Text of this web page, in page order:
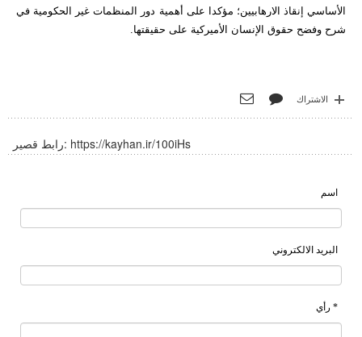
الأساسي إنقاذ الارهابيين؛ مؤكدا على أهمية دور المنظمات غير الحكومية في
شرح وفضح حقوق الإنسان الأميركية على حقيقتها.
الاشتراك
رابط قصير: https://kayhan.ir/100iHs
اسم
البريد الالكتروني
* رأي